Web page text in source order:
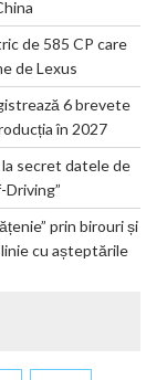
de 585 CP care
de Lexus
6 brevete
în 2027
secret datele de
Driving”
prin birouri și
cu așteptările